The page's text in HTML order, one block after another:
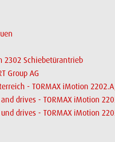
2302 Schiebetürantrieb
Group AG
- TORMAX iMotion
drives - TORMAX iMotion
drives - TORMAX iMotion